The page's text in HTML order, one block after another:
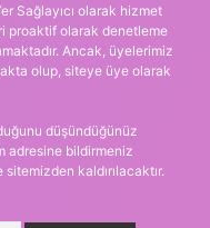
Sağlayıcı olarak hizmet
proaktif olarak denetleme
Ancak, üyelerimiz
olup, siteye üye olarak
düşündüğünüz
adresine bildirmeniz
kaldırılacaktır.